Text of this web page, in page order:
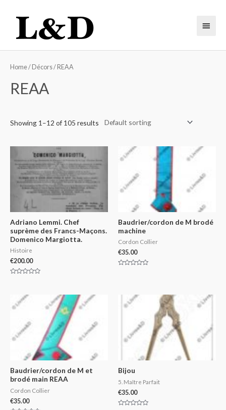
Home/ Décors/ REAA
REAA
Showing 1–12 of 105 results
Adriano Lemmi. Chef
suprème des Francs-Maçons.
Domenico Margiotta.
Histoire
€200.00
Baudrier/cordon de M brodé
machine
Cordon Collier
€35.00
Baudrier/cordon de M et
brodé main REAA
Cordon Collier
€35.00
Bijou
5. Maître Parfait
€35.00